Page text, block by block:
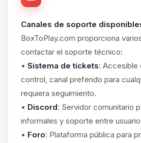
Canales de soporte
BoxToPlay.com proporciona
contactar el soporte técnico:
• Sistema de tickets: Accesible
control, canal preferido para
requiera seguimiento.
• Discord: Servidor comunitario
informales y soporte entre
• Foro: Plataforma pública para